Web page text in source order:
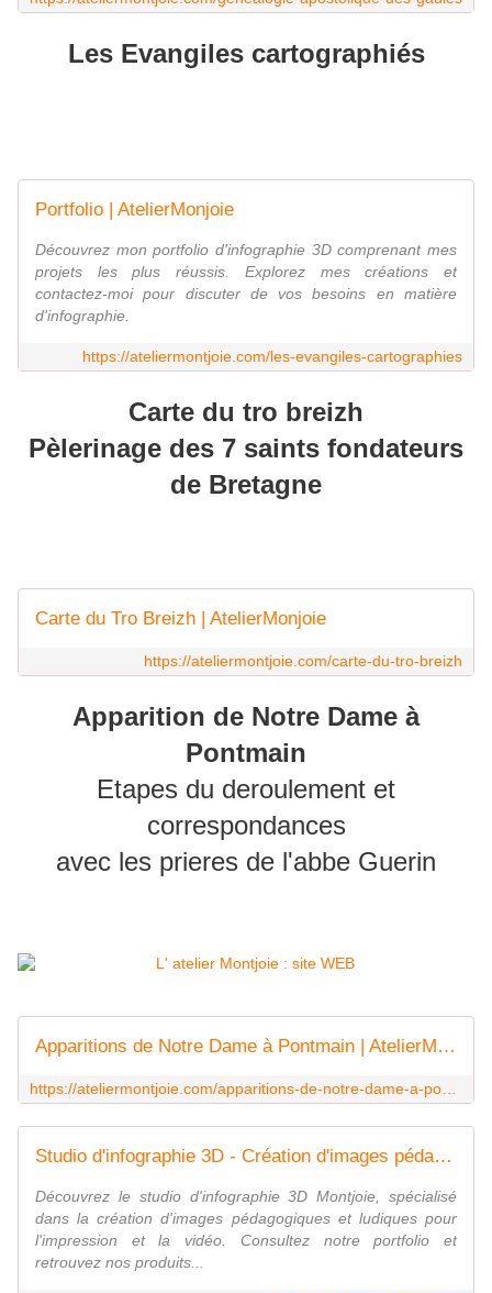
Les Evangiles cartographiés
Portfolio | AtelierMonjoie
Découvrez mon portfolio d'infographie 3D comprenant mes
projets les plus réussis. Explorez mes créations et
contactez-moi pour discuter de vos besoins en matière
d'infographie.
https://ateliermontjoie.com/les-evangiles-cartographies
Carte du tro breizh
Pèlerinage des 7 saints fondateurs
de Bretagne
Carte du Tro Breizh | AtelierMonjoie
https://ateliermontjoie.com/carte-du-tro-breizh
Apparition de Notre Dame à
Pontmain
Etapes du deroulement et
correspondances
avec les prieres de l'abbe Guerin
Apparitions de Notre Dame à Pontmain | AtelierMonjoie
Studio d'infographie 3D - Création d'images pédagogiques et ludiques | AtelierMonjoie
Découvrez le studio d'infographie 3D Montjoie, spécialisé
dans la création d'images pédagogiques et ludiques pour
l'impression et la vidéo. Consultez notre portfolio et
retrouvez nos produits...